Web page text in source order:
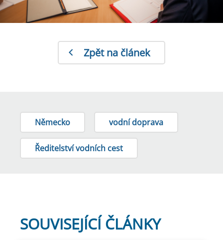
Zpět na článek
Německo vodní doprava
Ředitelství vodních cest
SOUVISEJÍCÍ ČLÁNKY